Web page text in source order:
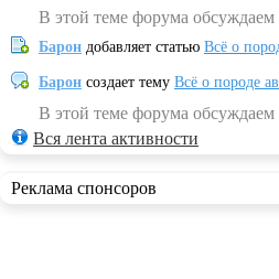
В этой теме форума обсуждаем
Барон добавляет статью Всё о
Барон создает тему Всё о породе
В этой теме форума обсуждаем
Вся лента активности
Реклама спонсоров